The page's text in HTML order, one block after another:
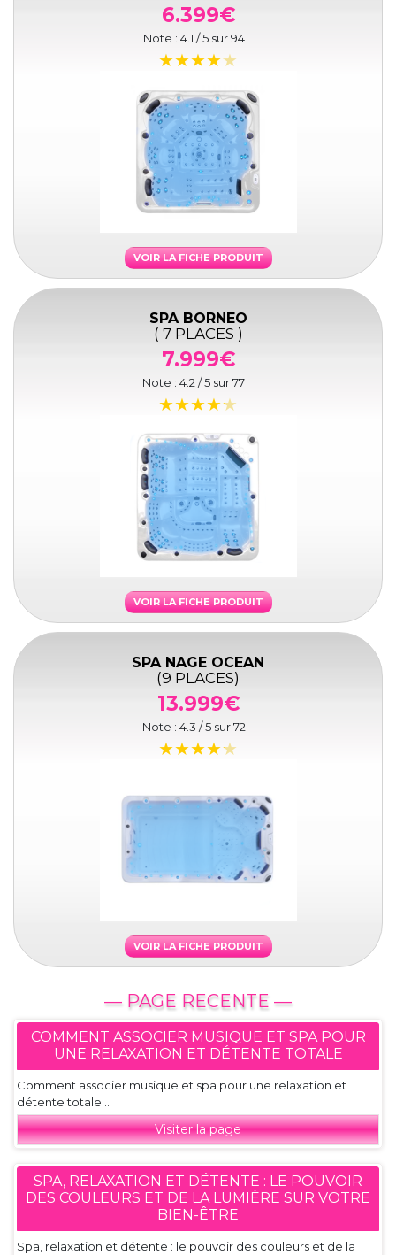
6.399€
Note : 4.1 / 5 sur94
VOIR LA FICHE PRODUIT
SPA BORNEO
( 7 PLACES )
7.999€
Note : 4.2 / 5 sur77
VOIR LA FICHE PRODUIT
SPA NAGE OCEAN
(9 PLACES)
13.999€
Note : 4.3 / 5 sur72
VOIR LA FICHE PRODUIT
— PAGE RECENTE —
COMMENT ASSOCIER MUSIQUE ET SPA POUR
UNE RELAXATION ET DÉTENTE TOTALE
Comment associer musique et spa pour une relaxation et
détente totale...
Visiter la page
SPA, RELAXATION ET DÉTENTE : LE POUVOIR
DES COULEURS ET DE LA LUMIÈRE SUR VOTRE
BIEN-ÊTRE
Spa, relaxation et détente : le pouvoir des couleurs et de la